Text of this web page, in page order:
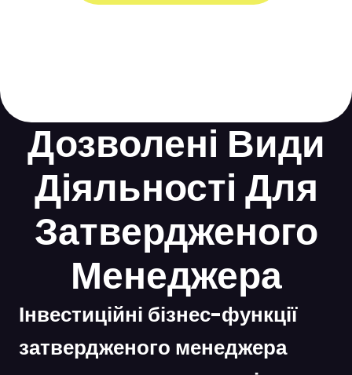
Дозволені Види
Діяльності Для
Затвердженого
Менеджера
Інвестиційні бізнес-функції
затвердженого менеджера